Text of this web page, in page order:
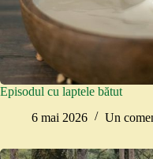
Episodul cu laptele bătut
6 mai 2026
Un